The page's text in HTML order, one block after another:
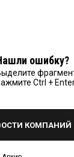
ошибку?
Ctrl +
КОМПАНИЙ